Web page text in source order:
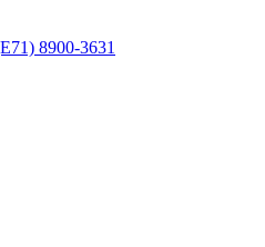
8900-3631